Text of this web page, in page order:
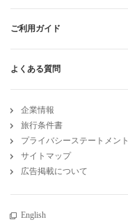
ご利用ガイド
よくある質問
企業情報
旅行条件書
プライバシーステートメント
サイトマップ
広告掲載について
English